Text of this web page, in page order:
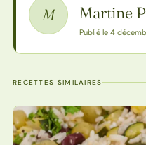
M Martine
Publié le 4
RECETTES SIMILAIRES